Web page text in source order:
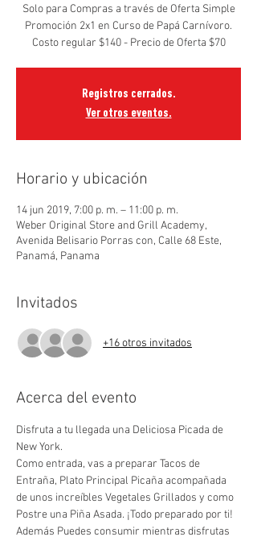
Solo para Compras a través de Oferta Simple
Promoción 2x1 en Curso de Papá Carnívoro.
Costo regular $140 - Precio de Oferta $70
Registros cerrados.
Ver otros eventos.
Horario y ubicación
14 jun 2019, 7:00 p. m. – 11:00 p. m.
Weber Original Store and Grill Academy,
Avenida Belisario Porras con, Calle 68 Este,
Panamá, Panama
Invitados
+16 otros invitados
Acerca del evento
Disfruta a tu llegada una Deliciosa Picada de
New York.
Como entrada, vas a preparar Tacos de
Entraña, Plato Principal Picaña acompañada
de unos increíbles Vegetales Grillados y como
Postre una Piña Asada. ¡Todo preparado por ti!
Además Puedes consumir mientras disfrutas